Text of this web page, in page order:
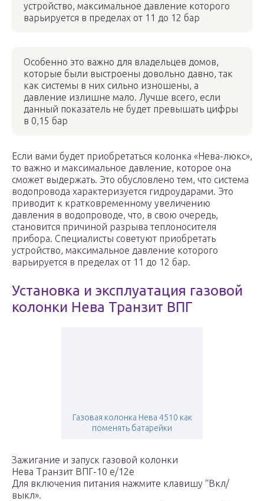
устройство, максимальное давление которого
варьируется в пределах от 11 до 12 бар
Особенно это важно для владельцев домов,
которые были выстроены довольно давно, так
как системы в них сильно изношены, а
давление излишне мало. Лучше всего, если
данный показатель не будет превышать цифры
в 0,15 бар
Если вами будет приобретаться колонка «Нева-люкс»,
то важно и максимальное давление, которое она
сможет выдержать. Это обусловлено тем, что система
водопровода характеризуется гидроударами. Это
приводит к кратковременному увеличению
давления в водопроводе, что, в свою очередь,
становится причиной разрыва теплоносителя
прибора. Специалисты советуют приобретать
устройство, максимальное давление которого
варьируется в пределах от 11 до 12 бар.
Установка и эксплуатация газовой
колонки Нева Транзит ВПГ
Газовая колонка Нева 4510 как
поменять батарейки
Зажигание и запуск газовой колонки
Нева Транзит ВПГ-10 е/12е
Для включения питания нажмите клавишу “Вкл/
выкл».